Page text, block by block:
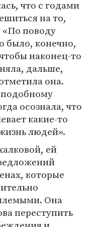
что с годами
на то,
«По поводу
было, конечно,
наконец-то
дальше,
она.
подобному
осознала, что
какие-то
людей».
ей
которые
Она
переступить